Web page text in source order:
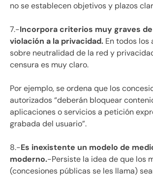
no se establecen objetivos y plazos
7.-Incorpora criterios muy graves
violación a la privacidad. En todos los
sobre neutralidad de la red y
censura es muy claro.
Por ejemplo, se ordena que los
autorizados “deberán bloquear
aplicaciones o servicios a petición
grabada del usuario”.
8.-Es inexistente un modelo de
moderno.-Persiste la idea de que los
(concesiones públicas se les llama)